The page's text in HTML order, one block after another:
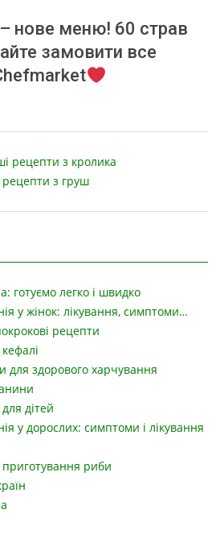
нове меню! 60 страв
замовити все
рецепти з кролика
з груш
готуємо легко і швидко
у жінок: лікування, симптоми…
рецепти
для здорового харчування
дітей
у дорослих: симптоми і лікування
риби